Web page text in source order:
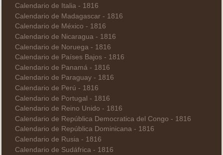
Calendario de Italia - 1816
Calendario de Madagascar - 1816
Calendario de México - 1816
Calendario de Nicaragua - 1816
Calendario de Noruega - 1816
Calendario de Países Bajos - 1816
Calendario de Panamá - 1816
Calendario de Paraguay - 1816
Calendario de Perú - 1816
Calendario de Portugal - 1816
Calendario de Reino Unido - 1816
Calendario de República Democratica del Congo - 1816
Calendario de República Dominicana - 1816
Calendario de Rusia - 1816
Calendario de Sudáfrica - 1816